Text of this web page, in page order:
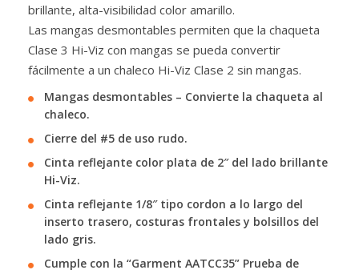
brillante, alta-visibilidad color amarillo.
Las mangas desmontables permiten que la chaqueta
Clase 3 Hi-Viz con mangas se pueda convertir
fácilmente a un chaleco Hi-Viz Clase 2 sin mangas.
Mangas desmontables – Convierte la chaqueta al
chaleco.
Cierre del #5 de uso rudo.
Cinta reflejante color plata de 2″ del lado brillante
Hi-Viz.
Cinta reflejante 1/8″ tipo cordon a lo largo del
inserto trasero, costuras frontales y bolsillos del
lado gris.
Cumple con la “Garment AATCC35” Prueba de